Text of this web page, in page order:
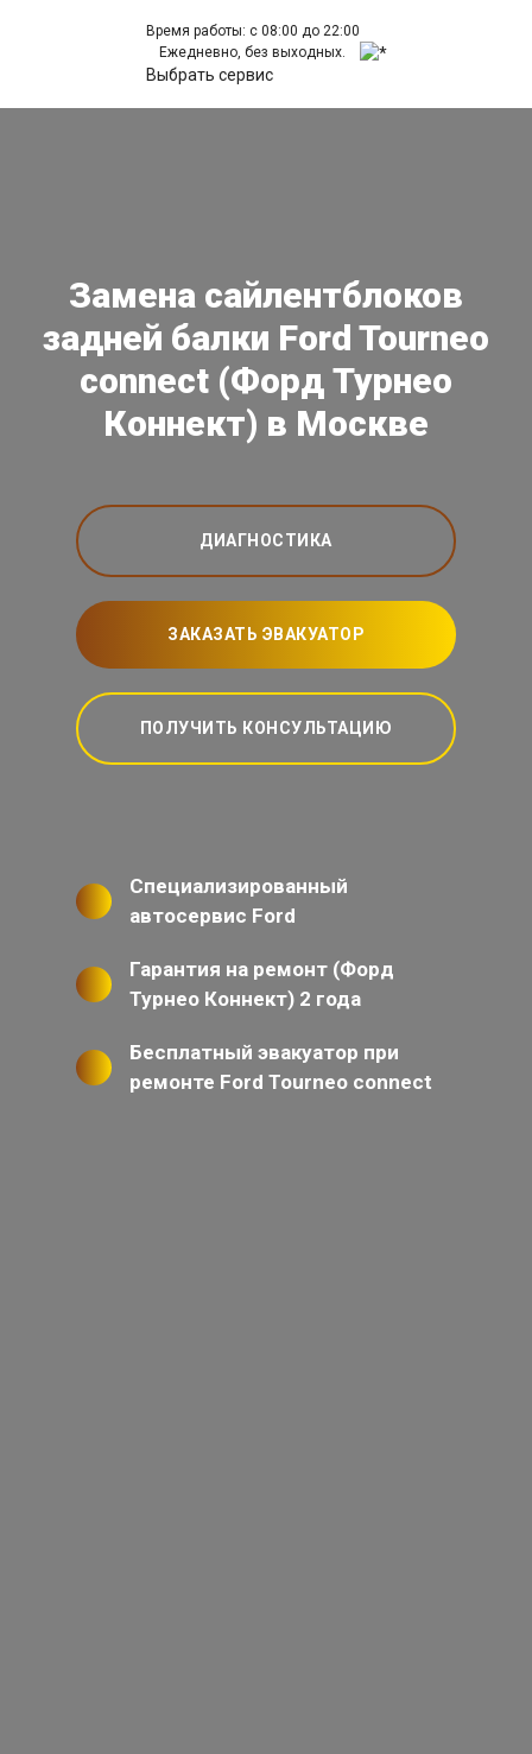
Время работы: с 08:00 до 22:00
Ежедневно, без выходных.
Выбрать сервис
Замена сайлентблоков
задней балки Ford Tourneo
connect (Форд Турнео
Коннект) в Москве
ДИАГНОСТИКА
ЗАКАЗАТЬ ЭВАКУАТОР
ПОЛУЧИТЬ КОНСУЛЬТАЦИЮ
Специализированный
автосервис Ford
Гарантия на ремонт (Форд
Турнео Коннект) 2 года
Бесплатный эвакуатор при
ремонте Ford Tourneo connect